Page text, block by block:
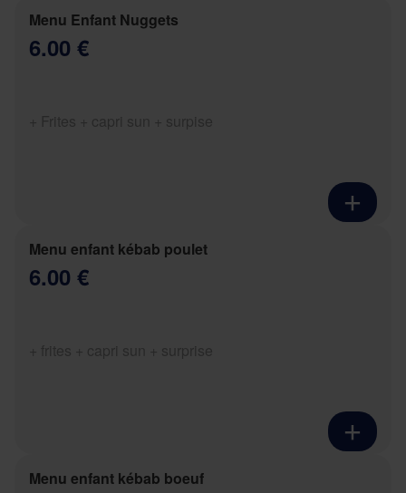
Menu Enfant Nuggets
6.00 €
Menu enfant kébab poulet
6.00 €
Menu enfant kébab boeuf